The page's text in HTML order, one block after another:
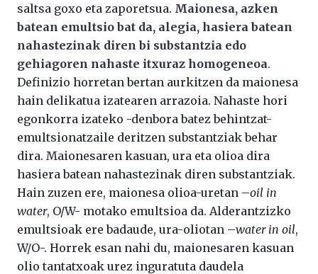
saltsa goxo eta zaporetsua. Maionesa, azken
batean emultsio bat da, alegia, hasiera batean
nahastezinak diren bi substantzia edo
gehiagoren nahaste itxuraz homogeneoa.
Definizio horretan bertan aurkitzen da maionesa
hain delikatua izatearen arrazoia. Nahaste hori
egonkorra izateko -denbora batez behintzat-
emultsionatzaile deritzen substantziak behar
dira. Maionesaren kasuan, ura eta olioa dira
hasiera batean nahastezinak diren substantziak.
Hain zuzen ere, maionesa olioa-uretan –oil in
water, O/W- motako emultsioa da. Alderantzizko
emultsioak ere badaude, ura-oliotan –water in oil,
W/O-. Horrek esan nahi du, maionesaren kasuan
olio tantatxoak urez inguratuta daudela